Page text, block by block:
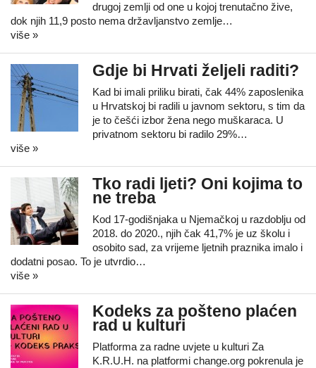
drugoj zemlji od one u kojoj trenutačno žive,
dok njih 11,9 posto nema državljanstvo zemlje…
više »
Gdje bi Hrvati željeli raditi?
Kad bi imali priliku birati, čak 44% zaposlenika
u Hrvatskoj bi radili u javnom sektoru, s tim da
je to češći izbor žena nego muškaraca. U
privatnom sektoru bi radilo 29%…
više »
Tko radi ljeti? Oni kojima to
ne treba
Kod 17-godišnjaka u Njemačkoj u razdoblju od
2018. do 2020., njih čak 41,7% je uz školu i
osobito sad, za vrijeme ljetnih praznika imalo i
dodatni posao. To je utvrdio…
više »
Kodeks za pošteno plaćen
rad u kulturi
Platforma za radne uvjete u kulturi Za
K.R.U.H. na platformi change.org pokrenula je